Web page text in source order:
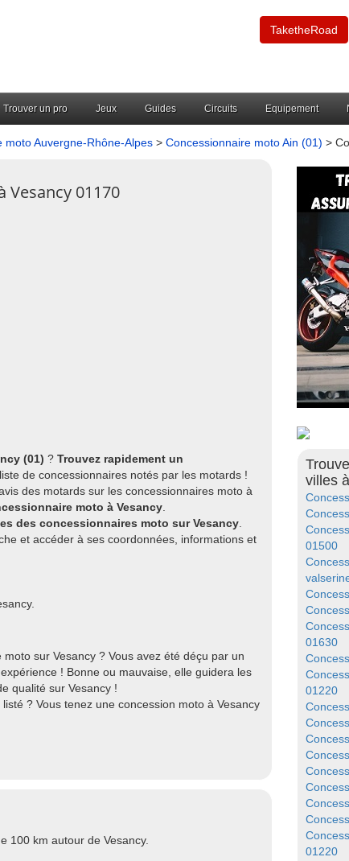
TaketheRoad
Trouver un pro Jeux Guides Circuits Equipement
moto Auvergne-Rhône-Alpes > Concessionnaire moto Ain (01) >
01170
(01) ? Trouvez rapidement un
de concessionnaires notés par les motards !
des motards sur les concessionnaires moto à
moto à Vesancy
des concessionnaires moto sur Vesancy
et accéder à ses coordonnées, informations et
sur Vesancy ? Vous avez été déçu par un
! Bonne ou mauvaise, elle guidera les
qualité sur Vesancy !
? Vous tenez une concession moto à Vesancy
100 km autour de Vesancy.
villes
01500
01630
01220
01220